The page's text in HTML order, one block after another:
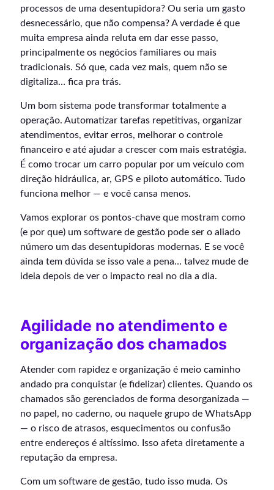
processos de uma desentupidora? Ou seria um gasto
desnecessário, que não compensa? A verdade é que
muita empresa ainda reluta em dar esse passo,
principalmente os negócios familiares ou mais
tradicionais. Só que, cada vez mais, quem não se
digitaliza… fica pra trás.
Um bom sistema pode transformar totalmente a
operação. Automatizar tarefas repetitivas, organizar
atendimentos, evitar erros, melhorar o controle
financeiro e até ajudar a crescer com mais estratégia.
É como trocar um carro popular por um veículo com
direção hidráulica, ar, GPS e piloto automático. Tudo
funciona melhor — e você cansa menos.
Vamos explorar os pontos-chave que mostram como
(e por que) um software de gestão pode ser o aliado
número um das desentupidoras modernas. E se você
ainda tem dúvida se isso vale a pena… talvez mude de
ideia depois de ver o impacto real no dia a dia.
Agilidade no atendimento e
organização dos chamados
Atender com rapidez e organização é meio caminho
andado pra conquistar (e fidelizar) clientes. Quando os
chamados são gerenciados de forma desorganizada —
no papel, no caderno, ou naquele grupo de WhatsApp
— o risco de atrasos, esquecimentos ou confusão
entre endereços é altíssimo. Isso afeta diretamente a
reputação da empresa.
Com um software de gestão, tudo isso muda. Os